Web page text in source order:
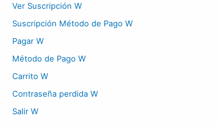
Ver Suscripción W
Suscripción Método de Pago W
Pagar W
Método de Pago W
Carrito W
Contraseña perdida W
Salir W